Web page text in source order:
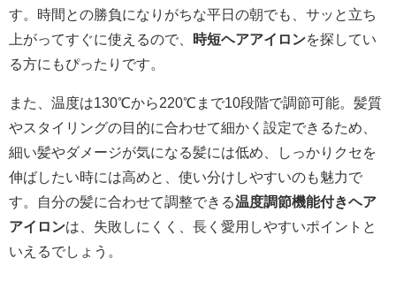
す。時間との勝負になりがちな平日の朝でも、サッと立ち
上がってすぐに使えるので、
時短ヘアアイロンを探してい
る方にもぴったりです。
また、温度は130℃から220℃まで10段階で調節可能。髪質
やスタイリングの目的に合わせて細かく設定できるため、
細い髪やダメージが気になる髪には低め、しっかりクセを
伸ばしたい時には高めと、使い分けしやすいのも魅力で
す。自分の髪に合わせて調整できる温度調節機能付きヘア
アイロンは、失敗しにくく、長く愛用しやすいポイントと
いえるでしょう。